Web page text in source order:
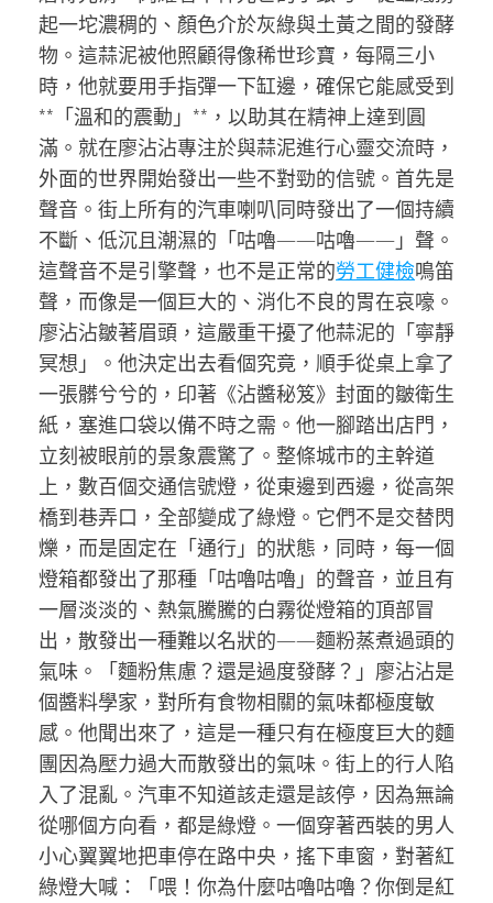
起一坨濃稠的、顏色介於灰綠與土黃之間的發酵
物。這蒜泥被他照顧得像稀世珍寶，每隔三小
時，他就要用手指彈一下缸邊，確保它能感受到
**「溫和的震動」**，以助其在精神上達到圓
滿。就在廖沾沾專注於與蒜泥進行心靈交流時，
外面的世界開始發出一些不對勁的信號。首先是
聲音。街上所有的汽車喇叭同時發出了一個持續
不斷、低沉且潮濕的「咕嚕——咕嚕——」聲。
這聲音不是引擎聲，也不是正常的勞工健檢鳴笛
聲，而像是一個巨大的、消化不良的胃在哀嚎。
廖沾沾皺著眉頭，這嚴重干擾了他蒜泥的「寧靜
冥想」。他決定出去看個究竟，順手從桌上拿了
一張髒兮兮的，印著《沾醬秘笈》封面的皺衛生
紙，塞進口袋以備不時之需。他一腳踏出店門，
立刻被眼前的景象震驚了。整條城市的主幹道
上，數百個交通信號燈，從東邊到西邊，從高架
橋到巷弄口，全部變成了綠燈。它們不是交替閃
爍，而是固定在「通行」的狀態，同時，每一個
燈箱都發出了那種「咕嚕咕嚕」的聲音，並且有
一層淡淡的、熱氣騰騰的白霧從燈箱的頂部冒
出，散發出一種難以名狀的——麵粉蒸煮過頭的
氣味。「麵粉焦慮？還是過度發酵？」廖沾沾是
個醬料學家，對所有食物相關的氣味都極度敏
感。他聞出來了，這是一種只有在極度巨大的麵
團因為壓力過大而散發出的氣味。街上的行人陷
入了混亂。汽車不知道該走還是該停，因為無論
從哪個方向看，都是綠燈。一個穿著西裝的男人
小心翼翼地把車停在路中央，搖下車窗，對著紅
綠燈大喊：「喂！你為什麼咕嚕咕嚕？你倒是紅